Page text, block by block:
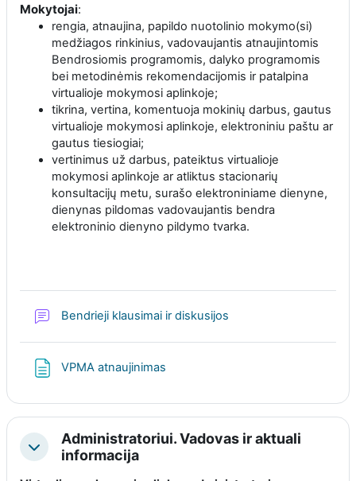
Mokytojai:
rengia, atnaujina, papildo nuotolinio mokymo(si)
medžiagos rinkinius, vadovaujantis atnaujintomis
Bendrosiomis programomis, dalyko programomis
bei metodinėmis rekomendacijomis ir patalpina
virtualioje mokymosi aplinkoje;
tikrina, vertina, komentuoja mokinių darbus, gautus
virtualioje mokymosi aplinkoje, elektroniniu paštu ar
gautus tiesiogiai;
vertinimus už darbus, pateiktus virtualioje
mokymosi aplinkoje ar atliktus stacionarių
konsultacijų metu, surašo elektroniniame dienyne,
dienynas pildomas vadovaujantis bendra
elektroninio dienyno pildymo tvarka.
Bendrieji klausimai ir diskusijos
VPMA atnaujinimas
Collapse
Administratoriui. Vadovas ir aktuali
informacija